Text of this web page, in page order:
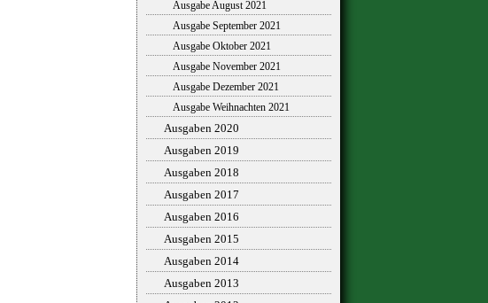
Ausgabe August 2021
Ausgabe September 2021
Ausgabe Oktober 2021
Ausgabe November 2021
Ausgabe Dezember 2021
Ausgabe Weihnachten 2021
Ausgaben 2020
Ausgaben 2019
Ausgaben 2018
Ausgaben 2017
Ausgaben 2016
Ausgaben 2015
Ausgaben 2014
Ausgaben 2013